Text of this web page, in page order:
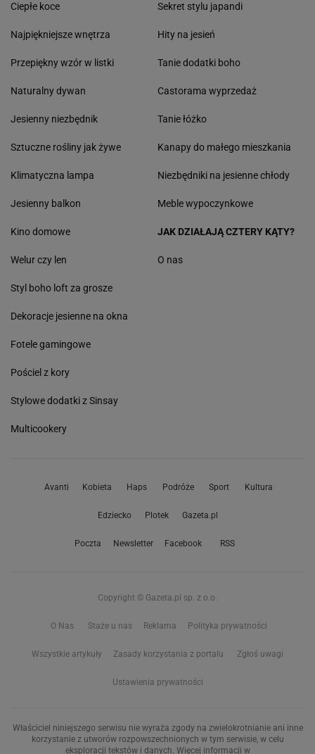
Ciepłe koce
Najpiękniejsze wnętrza
Przepiękny wzór w listki
Naturalny dywan
Jesienny niezbędnik
Sztuczne rośliny jak żywe
Klimatyczna lampa
Jesienny balkon
Sekret stylu japandi
Hity na jesień
Tanie dodatki boho
Castorama wyprzedaż
Tanie łóżko
Kanapy do małego mieszkania
Niezbędniki na jesienne chłody
Meble wypoczynkowe
Kino domowe
Welur czy len
Styl boho loft za grosze
Dekoracje jesienne na okna
Fotele gamingowe
Pościel z kory
Stylowe dodatki z Sinsay
Multicookery
JAK DZIAŁAJĄ CZTERY KĄTY?
O nas
Avanti Kobieta Haps Podróże Sport Kultura
Edziecko Plotek Gazeta.pl
Poczta Newsletter Facebook RSS
Copyright © Gazeta.pl sp. z o.o.
O Nas Staże u nas Reklama Polityka prywatności
Wszystkie artykuły Zasady korzystania z portalu Zgłoś uwagi
Ustawienia prywatności
Właściciel niniejszego serwisu nie wyraża zgody na zwielokrotnianie ani inne
korzystanie z utworów rozpowszechnionych w tym serwisie, w celu
eksploracji tekstów i danych. Więcej informacji w